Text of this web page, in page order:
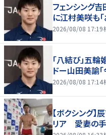
フェンシング
に江村美咲も
2026/08/08 17:19
「八結び」五
ドー山田美諭
2026/08/08 17:14
【ボクシング
リア 愛妻の